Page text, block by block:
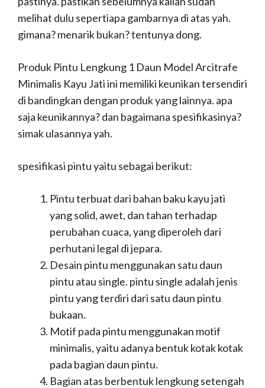
melihat dulu sepertiapa gambarnya di atas yah.
gimana? menarik bukan? tentunya dong.
Produk Pintu Lengkung 1 Daun Model Arcitrafe
Minimalis Kayu Jati ini memiliki keunikan tersendiri
di bandingkan dengan produk yang lainnya. apa
saja keunikannya? dan bagaimana spesifikasinya?
simak ulasannya yah.
spesifikasi pintu yaitu sebagai berikut:
Pintu terbuat dari bahan baku kayu jati
yang solid, awet, dan tahan terhadap
perubahan cuaca, yang diperoleh dari
perhutani legal di jepara.
Desain pintu menggunakan satu daun
pintu atau single. pintu single adalah jenis
pintu yang terdiri dari satu daun pintu
bukaan.
Motif pada pintu menggunakan motif
minimalis, yaitu adanya bentuk kotak kotak
pada bagian daun pintu.
Bagian atas berbentuk lengkung setengah